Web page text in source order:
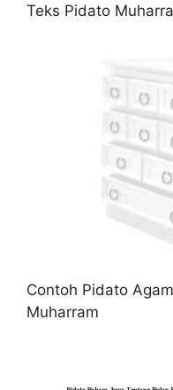
Teks Pidato
Contoh Pidato
Muharram